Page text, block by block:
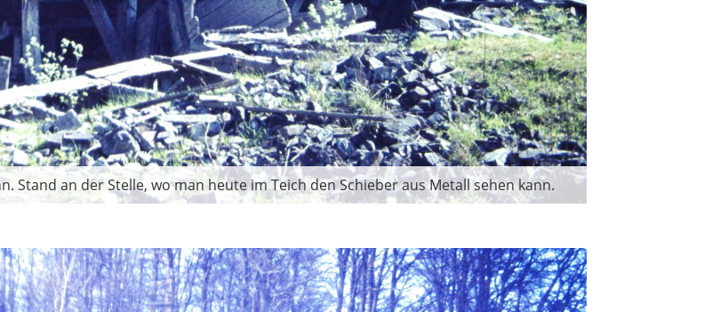
Stand an der Stelle, wo man heute im Teich den Schieber aus Metall sehen kann.